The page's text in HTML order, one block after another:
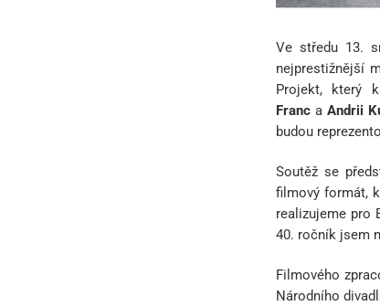
Ve středu 13.
nejprestižnější
Projekt, který
Franc a Andrii
budou
Soutěž se
filmový formát,
realizujeme pro
40. ročník jsem
Filmového
Národního